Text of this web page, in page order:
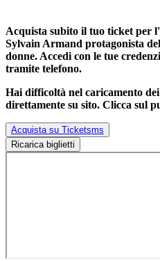
Acquista subito il tuo ticket per
Sylvain Armand protagonista
donne. Accedi con le tue
tramite telefono.
Hai difficoltà nel caricamento
direttamente su sito. Clicca sul
Acquista su Ticketsms
Ricarica biglietti